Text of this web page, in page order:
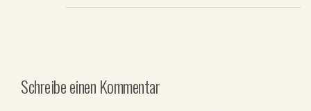
Schreibe einen Kommentar